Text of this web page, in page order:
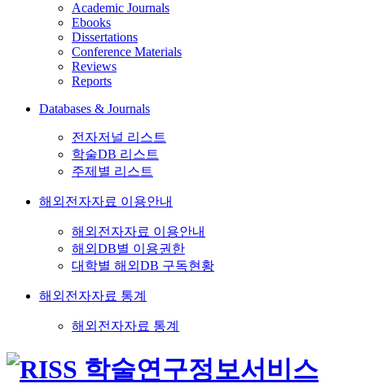
Academic Journals
Ebooks
Dissertations
Conference Materials
Reviews
Reports
Databases & Journals
전자저널 리스트
학술DB 리스트
주제별 리스트
해외전자자료 이용안내
해외전자자료 이용안내
해외DB별 이용권한
대학별 해외DB 구독현황
해외전자자료 통계
해외전자자료 통계